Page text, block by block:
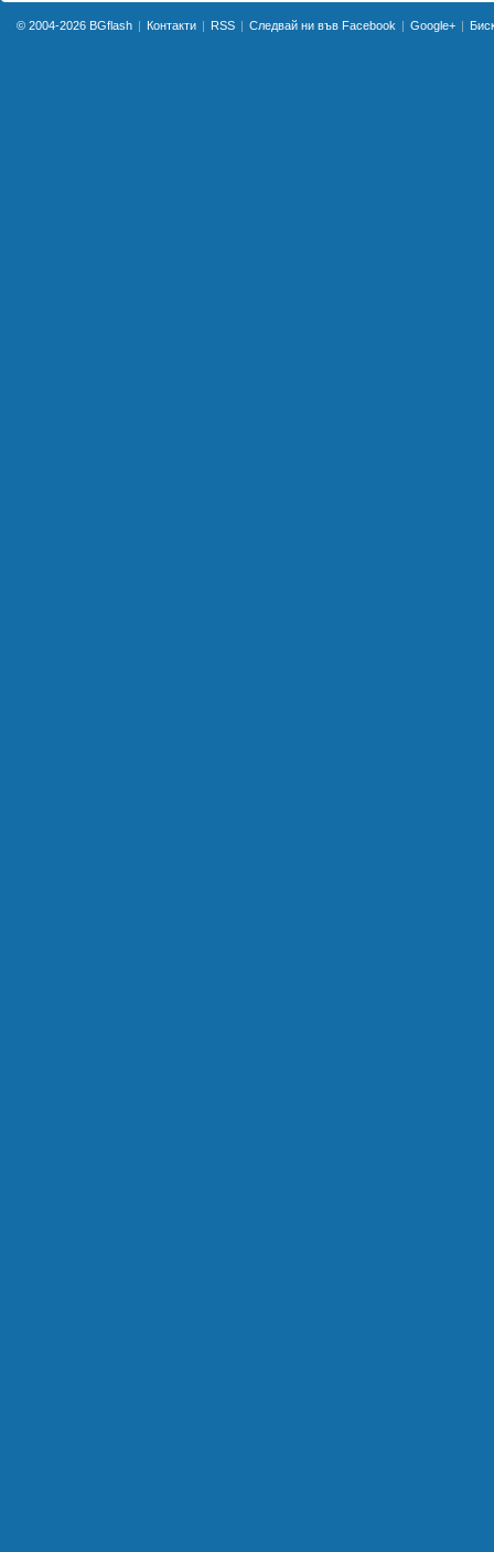
© 2004-2026 BGflash Контакти RSS Следвай ни във Facebook Google+